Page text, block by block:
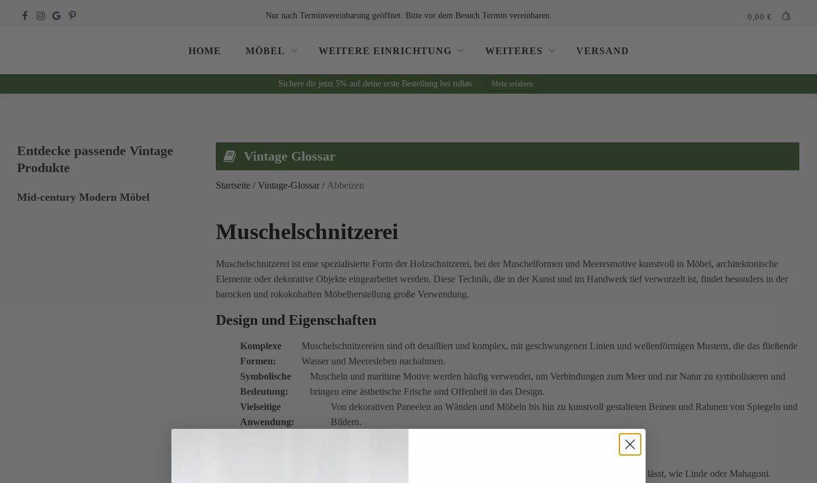
Nur nach Terminvereinbarung geöffnet. Bitte vor dem Besuch Termin vereinbaren. 0,00 €
HOME MÖBEL WEITERE EINRICHTUNG WEITERES VERSAND
Sichere dir jetzt 5% auf deine erste Bestellung bei tidløs. Mehr erfahren
Entdecke passende Vintage
Produkte
Mid-century Modern Möbel
Vintage Glossar
Startseite /Vintage-Glossar / Abbeizen
Muschelschnitzerei
Muschelschnitzerei ist eine spezialisierte Form der Holzschnitzerei, bei der Muschelformen und Meeresmotive kunstvoll in Möbel, architektonische
Elemente oder dekorative Objekte eingearbeitet werden. Diese Technik, die in der Kunst und im Handwerk tief verwurzelt ist, findet besonders in der
barocken und rokokohaften Möbelherstellung große Verwendung.
Design und Eigenschaften
Komplexe
Formen:
Muschelschnitzereien sind oft detailliert und komplex, mit geschwungenen Linien und wellenförmigen Mustern, die das fließende
Wasser und Meeresleben nachahmen.
Symbolische
Bedeutung:
Muscheln und maritime Motive werden häufig verwendet, um Verbindungen zum Meer und zur Natur zu symbolisieren und
bringen eine ästhetische Frische und Offenheit in das Design.
Vielseitige
Anwendung:
Von dekorativen Paneelen an Wänden und Möbeln bis hin zu kunstvoll gestalteten Beinen und Rahmen von Spiegeln und
Bildern.
Meistens wird für Muschelschnitzereien weicheres Holz verwendet, das sich leichter schnitzen lässt, wie Linde oder Mahagoni.